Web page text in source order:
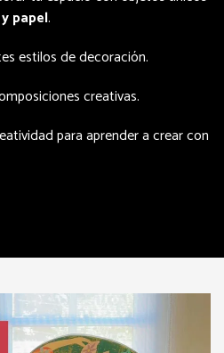
papel.
estilos de decoración.
creativas.
para aprender a crear con